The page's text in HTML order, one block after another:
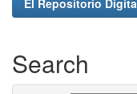
El Repositorio
Search